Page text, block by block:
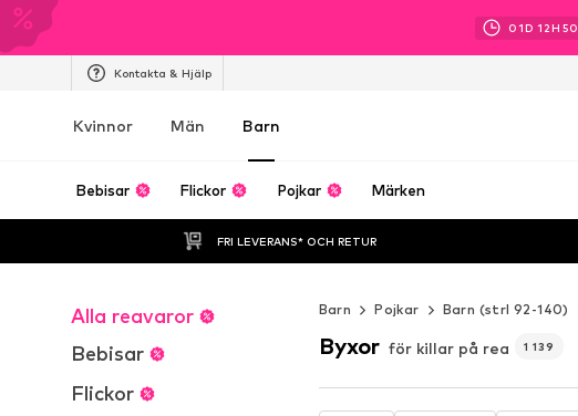
01D 12H 50
Kontakta & Hjälp
Kvinnor Män Barn
Bebisar Flickor Pojkar Märken
FRI LEVERANS* OCH RETUR
Alla reavaror
Bebisar
Flickor
Barn Pojkar Barn (strl 92-140)
Byxor för killar på rea 1 139